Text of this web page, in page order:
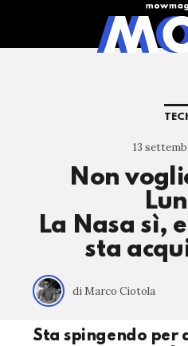
13
Non
La Nasa sì,
sta
di Marco Ciotola
Sta spingendo per